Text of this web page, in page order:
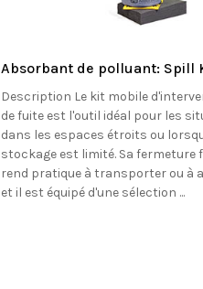
Absorbant de polluant: Spill
Description Le kit mobile
de fuite est l'outil idéal pour les
dans les espaces étroits ou
stockage est limité. Sa fermeture
rend pratique à transporter ou à
et il est équipé d'une sélection ...